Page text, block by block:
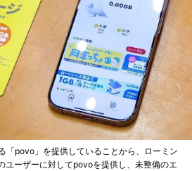
「povo」を提供していることから、ローミン
ユーザーに対してpovoを提供し、未整備のエ